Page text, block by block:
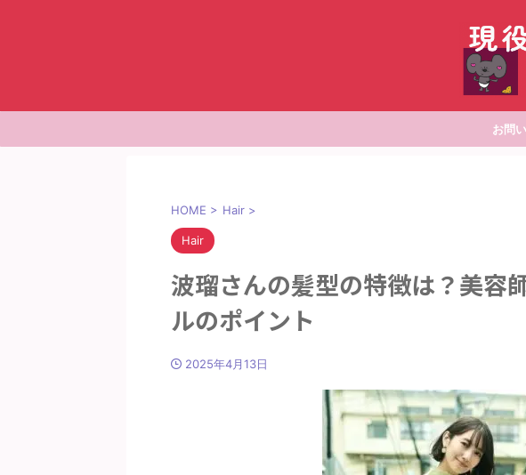
お問
HOME > Hair >
Hair
波瑠さんの髪型の特徴は？美容
ルのポイント
2025年4月13日